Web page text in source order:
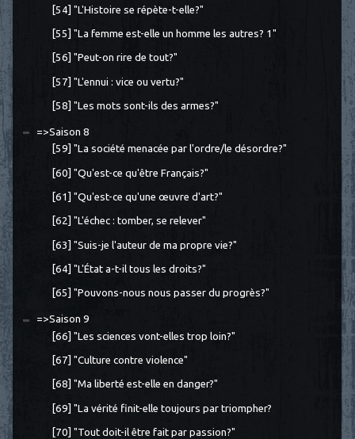
[54] "L'Histoire se répète-t-elle?"
[55] "La femme est-elle un homme les autres? 1"
[56] "Peut-on rire de tout?"
[57] "L'ennui : vice ou vertu?"
[58] "Les mots sont-ils des armes?"
=>Saison 8
[59] "La société menacée par l'ordre/le désordre?"
[60] "Qu'est-ce qu'être Français?"
[61] "Qu'est-ce qu'une œuvre d'art?"
[62] "L'échec : tomber, se relever"
[63] "Suis-je l'auteur de ma propre vie?"
[64] "L'État a-t-il tous les droits?"
[65] "Pouvons-nous nous passer du progrès?"
=>Saison 9
[66] "Les sciences vont-elles trop loin?"
[67] "Culture contre violence"
[68] "Ma liberté est-elle en danger?"
[69] "La vérité finit-elle toujours par triompher?
[70] "Tout doit-il être fait par passion?"